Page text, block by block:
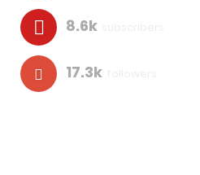
8.6k
17.3k